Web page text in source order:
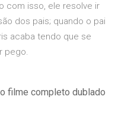
com isso, ele resolve ir
dos pais; quando o pai
acaba tendo que se
pego.
filme completo dublado